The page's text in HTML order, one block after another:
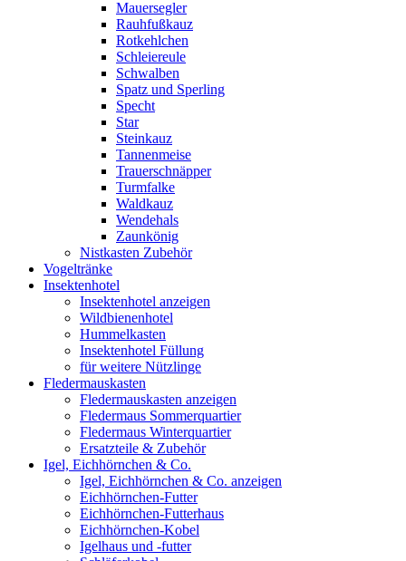
Mauersegler
Rauhfußkauz
Rotkehlchen
Schleiereule
Schwalben
Spatz und Sperling
Specht
Star
Steinkauz
Tannenmeise
Trauerschnäpper
Turmfalke
Waldkauz
Wendehals
Zaunkönig
Nistkasten Zubehör
Vogeltränke
Insektenhotel
Insektenhotel anzeigen
Wildbienenhotel
Hummelkasten
Insektenhotel Füllung
für weitere Nützlinge
Fledermauskasten
Fledermauskasten anzeigen
Fledermaus Sommerquartier
Fledermaus Winterquartier
Ersatzteile & Zubehör
Igel, Eichhörnchen & Co.
Igel, Eichhörnchen & Co. anzeigen
Eichhörnchen-Futter
Eichhörnchen-Futterhaus
Eichhörnchen-Kobel
Igelhaus und -futter